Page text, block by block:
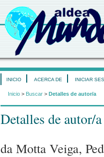
INICIO ACERCA DE INICIAR
Inicio > Buscar > Detalles de autor/a
Detalles de autor/a
da Motta Veiga,